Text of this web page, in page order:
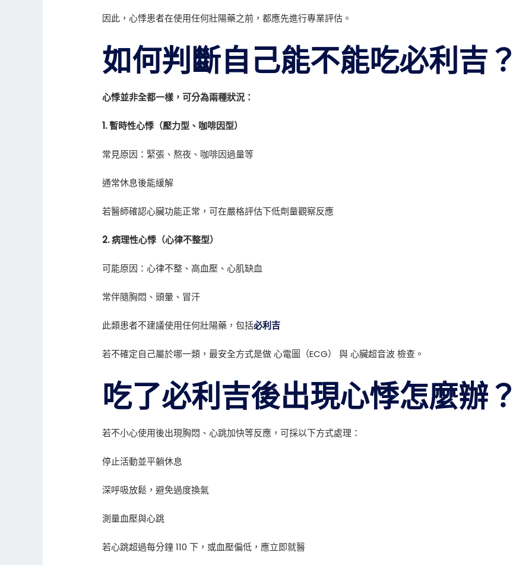
因此，心悸患者在使用任何壯陽藥之前，都應先進行專業評估。
如何判斷自己能不能吃必利吉？
心悸並非全都一樣，可分為兩種狀況：
1. 暫時性心悸（壓力型、咖啡因型）
常見原因：緊張、熬夜、咖啡因過量等
通常休息後能緩解
若醫師確認心臟功能正常，可在嚴格評估下低劑量觀察反應
2. 病理性心悸（心律不整型）
可能原因：心律不整、高血壓、心肌缺血
常伴隨胸悶、頭暈、冒汗
此類患者不建議使用任何壯陽藥，包括必利吉
若不確定自己屬於哪一類，最安全方式是做 心電圖（ECG） 與 心臟超音波 檢查。
吃了必利吉後出現心悸怎麼辦？
若不小心使用後出現胸悶、心跳加快等反應，可採以下方式處理：
停止活動並平躺休息
深呼吸放鬆，避免過度換氣
測量血壓與心跳
若心跳超過每分鐘 110 下，或血壓偏低，應立即就醫